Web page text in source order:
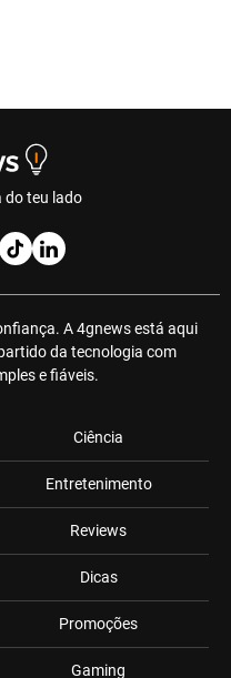
do teu lado
A 4gnews está aqui
da tecnologia com
e fiáveis.
Ciência
Entretenimento
Reviews
Dicas
Promoções
Gaming